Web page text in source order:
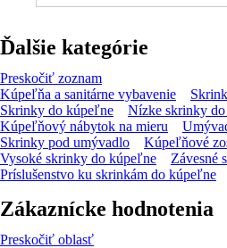
Ďalšie kategórie
Preskočiť zoznam
Kúpeľňa a sanitárne vybavenie
Skrinky do kúpeľne
Nízke skrinky
Kúpeľňový nábytok na mieru
Skrinky pod umývadlo
Kúpeľňové
Vysoké skrinky do kúpeľne
Závesné
Príslušenstvo ku skrinkám do kúpeľne
Zákaznícke hodnotenia
Preskočiť oblasť